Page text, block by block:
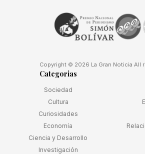
Copyright © 2026 La Gran Noticia All
Categorias
Sociedad
Cultura
Curiosidades
Economía
Ciencia y Desarrollo
Investigación